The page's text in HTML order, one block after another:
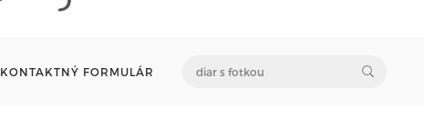
KONTAKTNÝ FORMULÁR